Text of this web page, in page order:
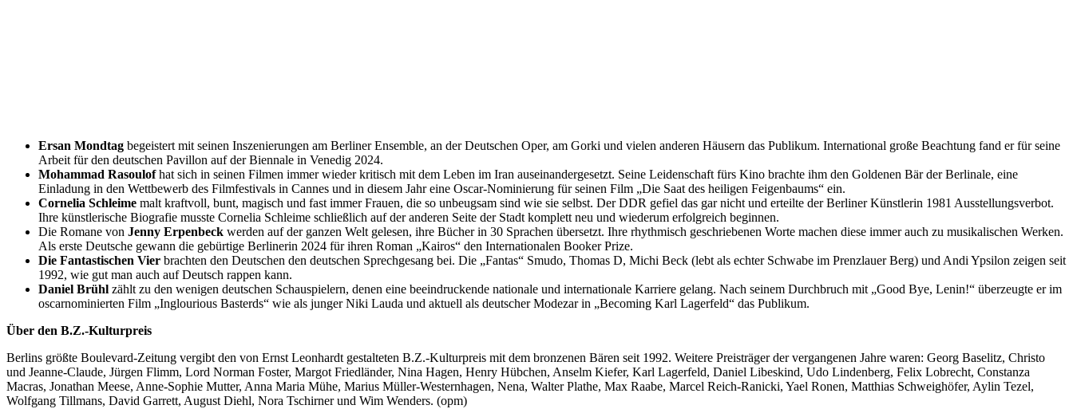
Ersan Mondtag begeistert mit seinen Inszenierungen am Berliner Ensemble, an der Deutschen Oper, am Gorki und vielen anderen Häusern das Publikum. International große Beachtung fand er für seine
Arbeit für den deutschen Pavillon auf der Biennale in Venedig 2024.
Mohammad Rasoulofhat sich in seinen Filmen immer wieder kritisch mit dem Leben im Iran auseinandergesetzt. Seine Leidenschaft fürs Kino brachte ihm den Goldenen Bär der Berlinale, eine
Einladung in den Wettbewerb des Filmfestivals in Cannes und in diesem Jahr eine Oscar-Nominierung für seinen Film „Die Saat des heiligen Feigenbaums“ ein.
Cornelia Schleime malt kraftvoll, bunt, magisch und fast immer Frauen, die so unbeugsam sind wie sie selbst. Der DDR gefiel das gar nicht und erteilte der Berliner Künstlerin 1981 Ausstellungsverbot.
Ihre künstlerische Biografie musste Cornelia Schleime schließlich auf der anderen Seite der Stadt komplett neu und wiederum erfolgreich beginnen.
Die Romane von Jenny Erpenbeck werden auf der ganzen Welt gelesen, ihre Bücher in 30 Sprachen übersetzt. Ihre rhythmisch geschriebenen Worte machen diese immer auch zu musikalischen Werken.
Als erste Deutsche gewann die gebürtige Berlinerin 2024 für ihren Roman „Kairos“ den Internationalen Booker Prize.
Die Fantastischen Vier brachten den Deutschen den deutschen Sprechgesang bei. Die „Fantas“ Smudo, Thomas D, Michi Beck (lebt als echter Schwabe im Prenzlauer Berg) und Andi Ypsilon zeigen seit
1992, wie gut man auch auf Deutsch rappen kann.
Daniel Brühl zählt zu den wenigen deutschen Schauspielern, denen eine beeindruckende nationale und internationale Karriere gelang. Nach seinem Durchbruch mit „Good Bye, Lenin!“ überzeugte er im
oscarnominierten Film „Inglourious Basterds“ wie als junger Niki Lauda und aktuell als deutscher Modezar in „Becoming Karl Lagerfeld“ das Publikum.
Über den B.Z.-Kulturpreis
Berlins größte Boulevard-Zeitung vergibt den von Ernst Leonhardt gestalteten B.Z.-Kulturpreis mit dem bronzenen Bären seit 1992. Weitere Preisträger der vergangenen Jahre waren: Georg Baselitz, Christo
und Jeanne-Claude, Jürgen Flimm, Lord Norman Foster, Margot Friedländer, Nina Hagen, Henry Hübchen, Anselm Kiefer, Karl Lagerfeld, Daniel Libeskind, Udo Lindenberg, Felix Lobrecht, Constanza
Macras, Jonathan Meese, Anne-Sophie Mutter, Anna Maria Mühe, Marius Müller-Westernhagen, Nena, Walter Plathe, Max Raabe, Marcel Reich-Ranicki, Yael Ronen, Matthias Schweighöfer, Aylin Tezel,
Wolfgang Tillmans, David Garrett, August Diehl, Nora Tschirner und Wim Wenders. (opm)